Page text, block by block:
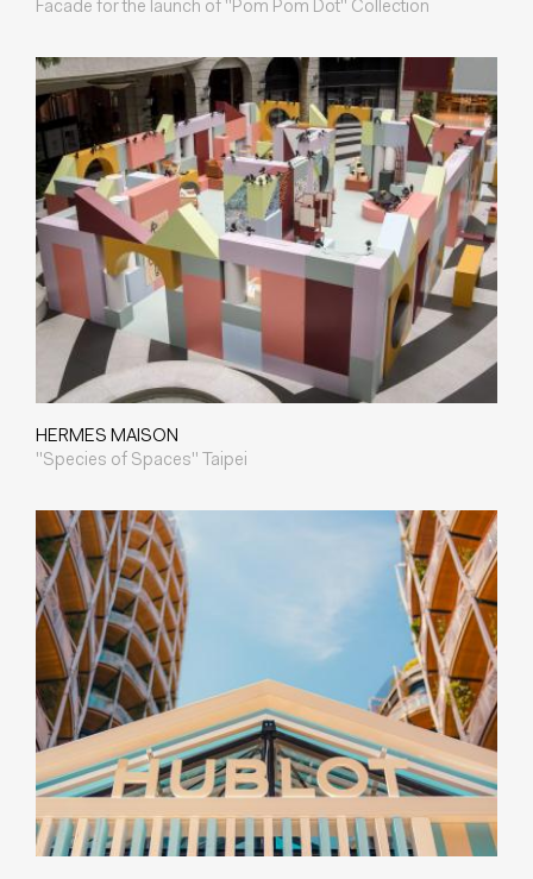
Facade for the launch of "Pom Pom Dot" Collection
HERMES MAISON
"Species of Spaces" Taipei